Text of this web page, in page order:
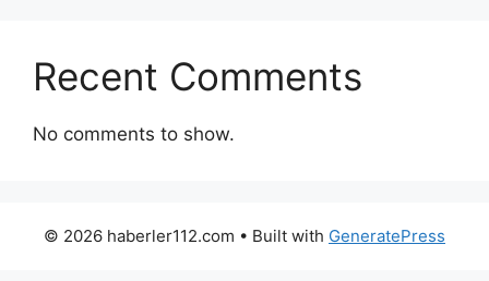
Recent Comments
No comments to show.
© 2026 haberler112.com • Built with GeneratePress